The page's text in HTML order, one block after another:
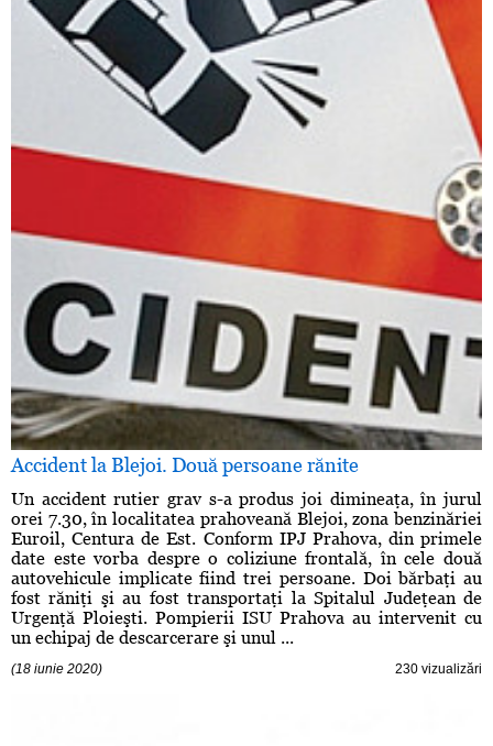
Accident la Blejoi. Două persoane rănite
Un accident rutier grav s-a produs joi dimineaţa, în jurul
orei 7.30, în localitatea prahoveană Blejoi, zona benzinăriei
Euroil, Centura de Est. Conform IPJ Prahova, din primele
date este vorba despre o coliziune frontală, în cele două
autovehicule implicate fiind trei persoane. Doi bărbaţi au
fost răniţi şi au fost transportaţi la Spitalul Judeţean de
Urgenţă Ploieşti. Pompierii ISU Prahova au intervenit cu
un echipaj de descarcerare şi unul ...
(18 iunie 2020) 230 vizualizări